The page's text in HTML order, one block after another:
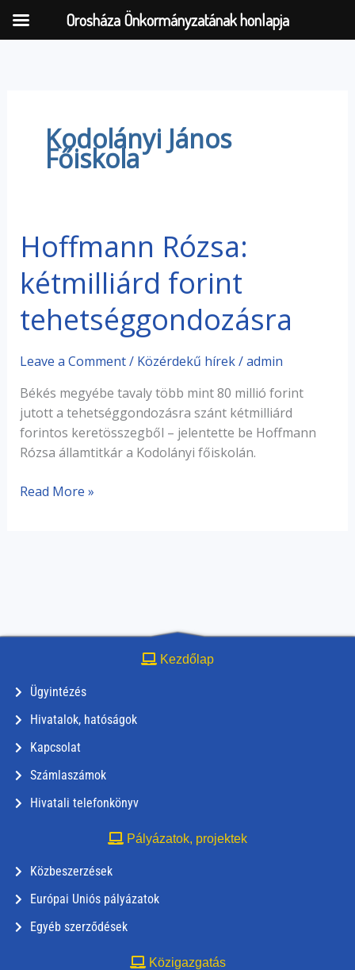
Kodolányi János
Főiskola
Hoffmann Rózsa:
kétmilliárd forint
tehetséggondozásra
Leave a Comment/ Közérdekű hírek/admin
Békés megyébe tavaly több mint 80 millió forint
jutott a tehetséggondozásra szánt kétmilliárd
forintos keretösszegből – jelentette be Hoffmann
Rózsa államtitkár a Kodolányi főiskolán.
Hoffmann
Rózsa:
kétmilliárd
forint
tehetséggondozásra
Read More »
Kezdőlap
Ügyintézés
Hivatalok, hatóságok
Kapcsolat
Számlaszámok
Hivatali telefonkönyv
Pályázatok, projektek
Közbeszerzések
Európai Uniós pályázatok
Egyéb szerződések
Közigazgatás
Orosháza Önkormányzatának honlapja